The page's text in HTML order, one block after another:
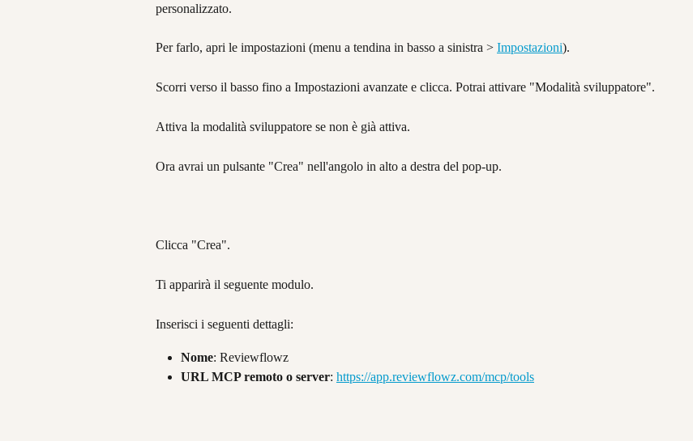
personalizzato.
Per farlo, apri le impostazioni (menu a tendina in basso a sinistra > Impostazioni).
Scorri verso il basso fino a Impostazioni avanzate e clicca. Potrai attivare "Modalità sviluppatore".
Attiva la modalità sviluppatore se non è già attiva.
Ora avrai un pulsante "Crea" nell'angolo in alto a destra del pop-up.
Clicca "Crea".
Ti apparirà il seguente modulo.
Inserisci i seguenti dettagli:
Nome: Reviewflowz
URL MCP remoto o server: https://app.reviewflowz.com/mcp/tools